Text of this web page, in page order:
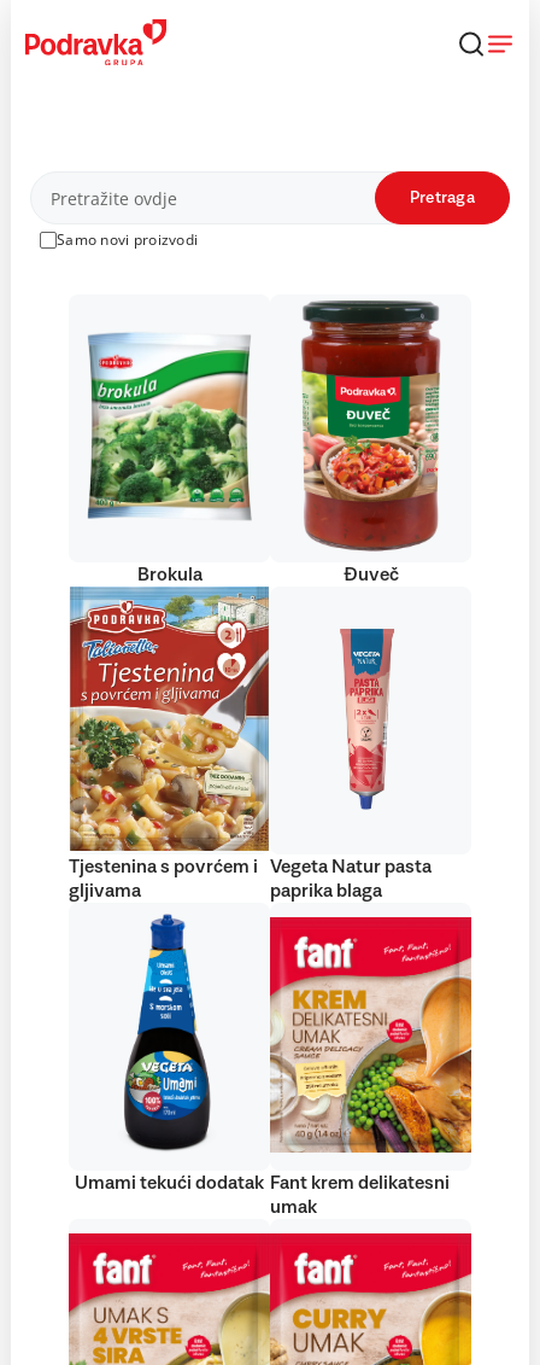
content
Proizvodi
Samo novi proizvodi
Pretraga
Brokula Đuveč
Tjestenina s povrćem i
gljivama
Vegeta Natur pasta
paprika blaga
Umami tekući dodatak Fant krem delikatesni
umak